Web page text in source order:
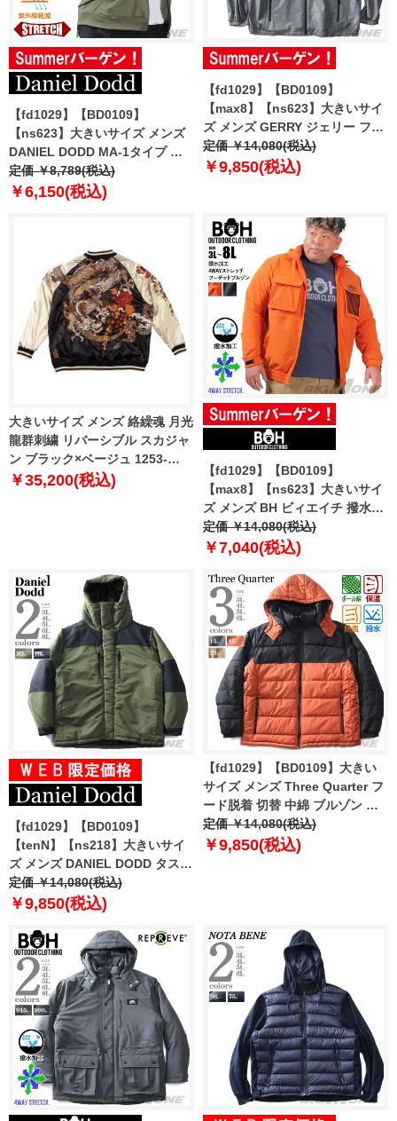
【fd1029】【BD0109】
【ns623】大きいサイズ メンズ
DANIEL DODD MA-1タイプ ス
トレッチ ブルゾン 紫外線軽減
azb-250101
定価 ￥8,789(税込)
￥6,150(税込)
【fd1029】【BD0109】
【max8】【ns623】大きいサイ
ズ メンズ GERRY ジェリー フー
ド脱着 ブルゾン 撥水加工 防風効
果 UVケア gry-51915az
定価 ￥14,080(税込)
￥9,850(税込)
大きいサイズ メンズ 絡繰魂 月光
龍群刺繍 リバーシブル スカジャ
ン ブラック×ベージュ 1253-
5100-1 3L 4L 5L 6L
￥35,200(税込)
【fd1029】【BD0109】
【max8】【ns623】大きいサイ
ズ メンズ BH ビィエイチ 撥水加
工 4WAYストレッチ フーデッド
ブルゾン bhb-250101
定価 ￥14,080(税込)
￥7,040(税込)
【fd1029】【BD0109】
【tenN】【ns218】大きいサイ
ズ メンズ DANIEL DODD タスラ
ン 切替 中綿 フーデッド ブルゾ
ン 846-b-240501
定価 ￥14,080(税込)
￥9,850(税込)
【fd1029】【BD0109】大きい
サイズ メンズ Three Quarter フ
ード脱着 切替 中綿 ブルゾン 撥
水 防風 保温 207-b-240503
定価 ￥14,080(税込)
￥9,850(税込)